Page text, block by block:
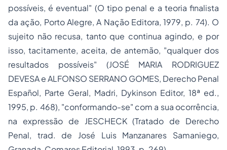
possíveis, é eventual" (O tipo penal e a teoria finalista
da ação, Porto Alegre, A Nação Editora, 1979, p. 74). O
sujeito não recusa, tanto que continua agindo, e por
isso, tacitamente, aceita, de antemão, "qualquer dos
resultados possíveis" (JOSÉ MARIA RODRIGUEZ
DEVESA e ALFONSO SERRANO GOMES, Derecho Penal
Español, Parte Geral, Madri, Dykinson Editor, 18ª ed.,
1995, p. 468), "conformando-se" com a sua ocorrência,
na expressão de JESCHECK (Tratado de Derecho
Penal, trad. de José Luis Manzanares Samaniego,